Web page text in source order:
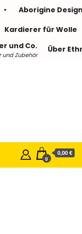
Aborigine
Kardierer für Wolle
und Co.
und Zubehör
Über
0
0,00 €